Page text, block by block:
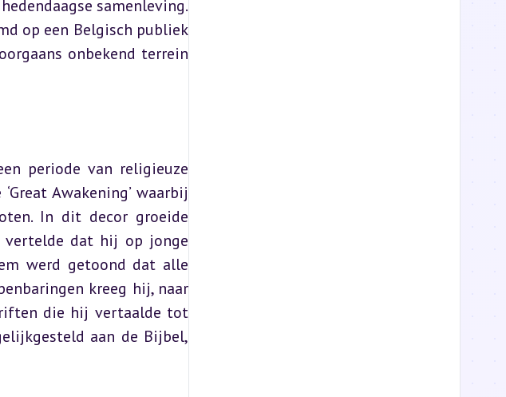
samenleving.
op een Belgisch publiek
onbekend terrein
periode van religieuze
Awakening’ waarbij
In dit decor groeide
vertelde dat hij op jonge
werd getoond dat alle
kreeg hij, naar
die hij vertaalde tot
aan de Bijbel,